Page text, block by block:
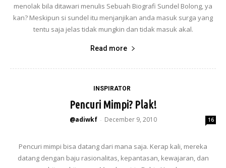
menolak bila ditawari menulis Sebuah Biografi Sundel Bolong, ya
kan? Meskipun si sundel itu menjanjikan anda masuk surga yang
tentu saja jelas tidak mungkin dan tidak masuk akal.
Read more
INSPIRATOR
Pencuri Mimpi? Plak!
@adiwkf - December 9, 2010 16
Pencuri mimpi bisa datang dari mana saja. Kerap kali, mereka
datang dengan baju rasionalitas, kepantasan, kewajaran, dan